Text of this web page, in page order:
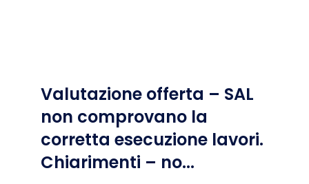
Valutazione offerta – SAL
non comprovano la
corretta esecuzione lavori.
Chiarimenti – no...